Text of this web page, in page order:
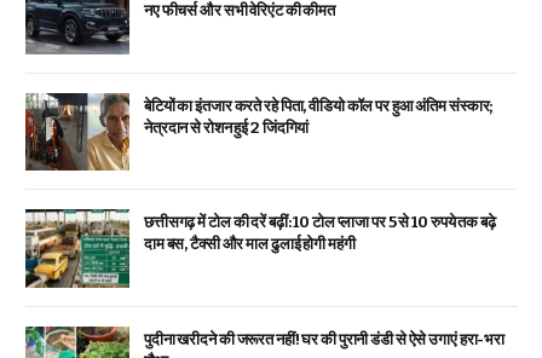
नए फीचर्स और सभी वेरिएंट की कीमत
बेटियों का इंतजार करते रहे पिता, वीडियो कॉल पर हुआ अंतिम संस्कार;
नेत्रदान से रोशन हुई 2 जिंदगियां
छत्तीसगढ़ में टोल की दरें बढ़ीं: 10 टोल प्लाजा पर 5 से 10 रुपये तक बढ़े
दाम बस, टैक्सी और माल ढुलाई होगी महंगी
पुदीना खरीदने की जरूरत नहीं! घर की पुरानी डंडी से ऐसे उगाएं हरा-भरा